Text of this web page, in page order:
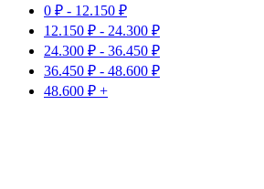
0 ₽ - 12.150 ₽
12.150 ₽ - 24.300 ₽
24.300 ₽ - 36.450 ₽
36.450 ₽ - 48.600 ₽
48.600 ₽ +